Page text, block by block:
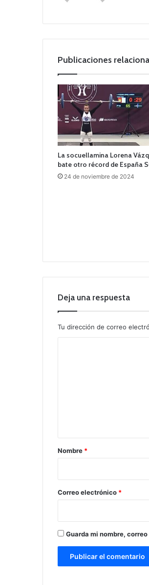
Publicaciones
La socuellamina Lorena
bate otro récord de España
24 de noviembre de 2024
Deja una respuesta
Tu dirección de correo
r
*
Nombre *
Correo electrónico *
Guarda mi nombre,